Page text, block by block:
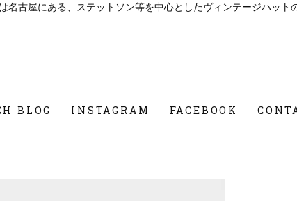
古屋にある、ステットソン等を中心としたヴィンテージハット
BLOG INSTAGRAM FACEBOOK